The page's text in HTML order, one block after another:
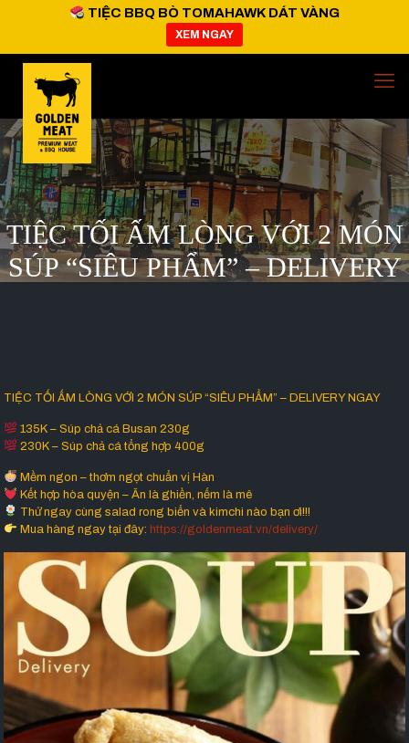
TIỆC TỐI ẤM LÒNG VỚI 2 MÓN
SÚP “SIÊU PHẨM” – DELIVERY
TIỆC TỐI ẤM LÒNG VỚI 2 MÓN SÚP “SIÊU PHẨM” – DELIVERY NGAY
135K – Súp chả cá Busan 230g
230K – Súp chả cá tổng hợp 400g
Mềm ngon – thơm ngọt chuẩn vị Hàn
Kết hợp hòa quyện – Ăn là ghiền, nếm là mê
Thử ngay cùng salad rong biển và kimchi nào bạn ơi!!!
Mua hàng ngay tại đây:https://goldenmeat.vn/delivery/
TIỆC BBQ BÒ TOMAHAWK DÁT VÀNG
XEM NGAY